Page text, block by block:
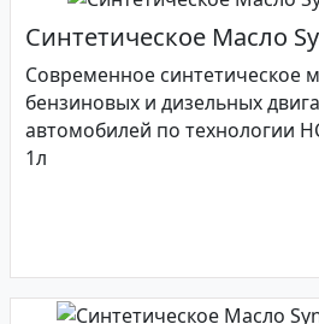
Синтетическое Масло
Современное синтетическое
бензиновых и дизельных
автомобилей по технологии
1л